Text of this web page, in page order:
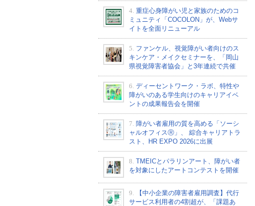
4. 重症心身障がい児と家族のためのコ
ミュニティ「COCOLON」が、Webサ
イトを全面リニューアル
5. ファンケル、視覚障がい者向けのス
キンケア・メイクセミナーを、「岡山
県視覚障害者協会」と3年連続で共催
6. ディーセントワーク・ラボ、特性や
障がいのある学生向けのキャリアイベ
ントの成果報告会を開催
7. 障がい者雇用の質を高める「ソーシ
ャルオフィスⓇ」、 綜合キャリアトラ
スト、HR EXPO 2026に出展
8. TMEICとパラリンアート、障がい者
を対象にしたアートコンテストを開催
9.
【中小企業の障害者雇用調査】代行
サービス利用者の4割超が、「課題あ